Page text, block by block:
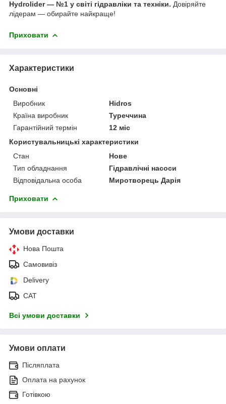
Hydrolider — №1 у світі гідравліки та техніки. Довіряйте
лідерам — обирайте найкраще!
Приховати
Характеристики
Основні
Виробник
Hidros
Країна виробник
Туреччина
Гарантійний термін
12 міс
Користувальницькі характеристики
Стан
Нове
Тип обладнання
Гідравлічні насоси
Відповідальна особа
Миротворець Дарія
Приховати
Умови доставки
Нова Пошта
Самовивіз
Delivery
САТ
Всі умови доставки
Умови оплати
Післяплата
Оплата на рахунок
Готівкою